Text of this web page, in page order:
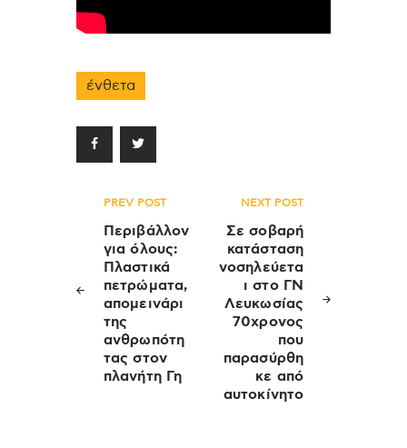
ένθετα
Πλοήγηση
άρθρων
PREV POST
Περιβάλλον
για όλους:
Πλαστικά
πετρώματα,
απομεινάρι
της
ανθρωπότη
τας στον
πλανήτη Γη
NEXT POST
Σε σοβαρή
κατάσταση
νοσηλεύετα
ι στο ΓΝ
Λευκωσίας
70χρονος
που
παρασύρθη
κε από
αυτοκίνητο